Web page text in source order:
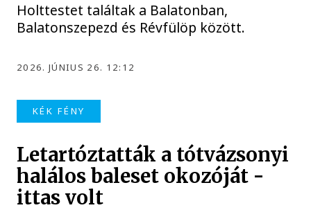
Holttestet találtak a Balatonban,
Balatonszepezd és Révfülöp között.
2026. JÚNIUS 26. 12:12
KÉK FÉNY
Letartóztatták a tótvázsonyi
halálos baleset okozóját -
ittas volt